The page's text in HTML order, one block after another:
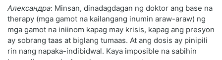
Александра: Minsan, dinadagdagan ng doktor ang base na
therapy (mga gamot na kailangang inumin araw-araw) ng
mga gamot na iniinom kapag may krisis, kapag ang presyon
ay sobrang taas at biglang tumaas. At ang dosis ay pinipili
rin nang napaka-indibidwal. Kaya imposible na sabihin